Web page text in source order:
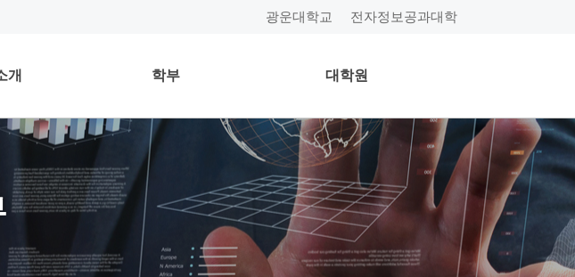
광운대학교 전자정보공과대학
개 학부 대학원